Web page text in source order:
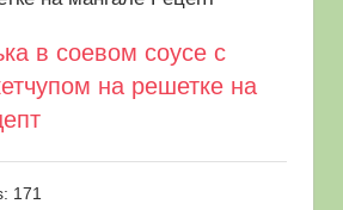
в соевом соусе с
на решетке на
171